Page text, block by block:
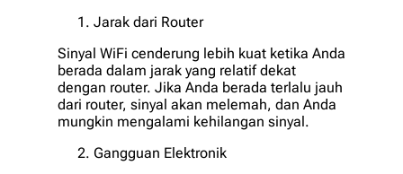
Jarak dari Router
Sinyal WiFi cenderung lebih kuat ketika Anda
berada dalam jarak yang relatif dekat
dengan router. Jika Anda berada terlalu jauh
dari router, sinyal akan melemah, dan Anda
mungkin mengalami kehilangan sinyal.
Gangguan Elektronik